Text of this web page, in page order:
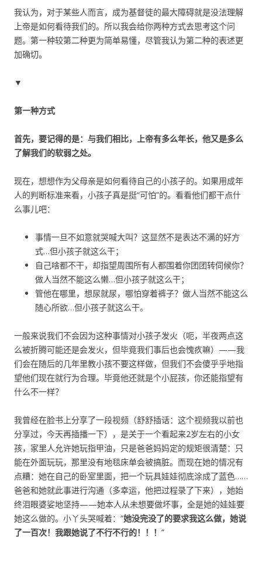
我认为，对于某些人而言，成为基督徒的最大障碍就是没法理解
上帝是如何看待我们的。所以我会给你两种方式去思考这个问
题。第一种较第二种更为简单易懂，尽管我认为第二种的表述更
加确切。
▼
第一种方式
首先，要记得的是：与我们相比，上帝有多么年长，他又是多么
了解我们的软弱之处。
现在，想想作为父母亲是如何看待自己的小孩子的。如果用成年
人的判断标准来看，小孩子真是挺“可怕”的。看看他们都干点什
么事儿吧：
事情一旦不如意就哭喊大叫？这显然不是表达不满的好方
式…但小孩子就这么干；
自己啥都不干，却指望周围所有人都围着你团团转伺候你？
做人当然不能这么懒…但小孩子就这么干；
管他在哪里，想尿就尿，哪怕穿着裤子？做人当然不能这么
随心所欲…但小孩子就这么干。
一般来说我们不会因为这种事情对小孩子发火（呃，半夜两点这
么被折腾可能还是会发火，但毕竟我们事后也会愧疚嘛）——我
们会在随后的几年里教小孩不要这样做，但我们不会傻乎乎地指
望他们现在就行为合理。毕竟他还就是个小屁孩，你还能指望有
什么不一样？
我曾经在脸书上分享了一段视频（舒舒插话：这个视频我以前也
分享过，今天再插播一下），是关于一个看起来2岁左右的小女
孩，家里人允许她玩指甲油，只是爸爸妈妈定的规矩很清楚：只
能在外面玩玩，那里没有地毯床单会被搞脏。而现在她的情况有
点糟：她在自己的卧室里面，把一个玩具娃娃彻底涂成了蓝色……
爸爸和她就此事进行沟通（多幸运，他把过程录了下来），她始
终泪眼婆娑地坚持——她本人从未想要做坏事，全是她的娃娃要
她这么做的。小丫头哭喊着：“她没完没了的要求我这么做，她说
了一百次！我跟她说了不行不行的！！！ ”